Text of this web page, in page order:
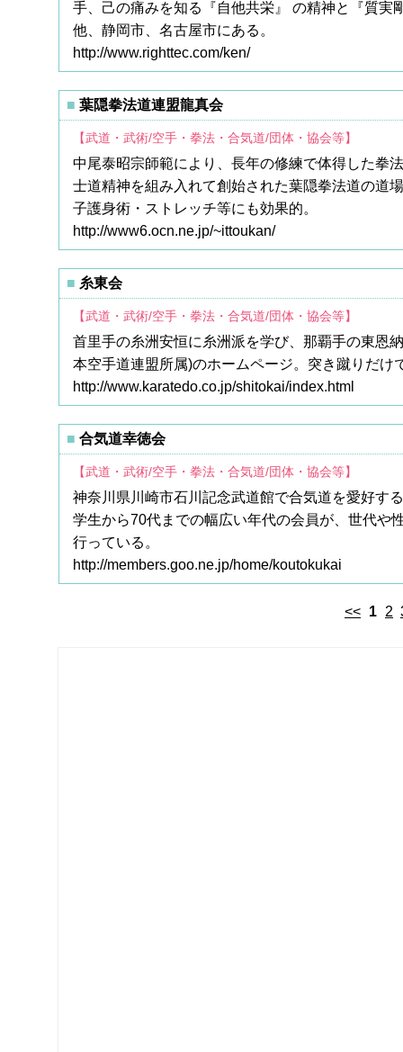
手、己の痛みを知る『自他共栄』 の精神と『質
他、静岡市、名古屋市にある。
http://www.righttec.com/ken/
葉隠拳法道連盟龍真会
【武道・武術/空手・拳法・合気道/団体・協会等】
中尾泰昭宗師範により、長年の修練で体得した拳
士道精神を組み入れて創始された葉隠拳法道の道
子護身術・ストレッチ等にも効果的。
http://www6.ocn.ne.jp/~ittoukan/
糸東会
【武道・武術/空手・拳法・合気道/団体・協会等】
首里手の糸洲安恒に糸洲派を学び、那覇手の東恩
本空手道連盟所属)のホームページ。突き蹴りだ
http://www.karatedo.co.jp/shitokai/index.html
合気道幸徳会
【武道・武術/空手・拳法・合気道/団体・協会等】
神奈川県川崎市石川記念武道館で合気道を愛好す
学生から70代までの幅広い年代の会員が、世代や
行っている。
http://members.goo.ne.jp/home/koutokukai
<< 1 2